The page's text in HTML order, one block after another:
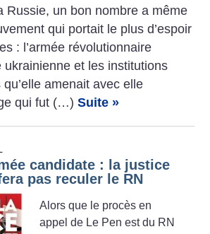
Russie, un bon nombre a même
qui portait le plus d’espoir
: l’armée révolutionnaire
ukrainienne et les institutions
amenait avec elle
qui fut (…)Suite »
candidate : la justice
pas reculer le RN
Alors que le procès en
appel de Le Pen est du RN